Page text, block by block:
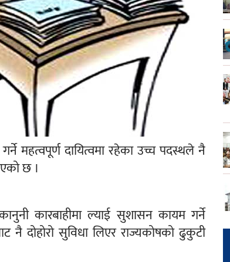
महत्वपूर्ण दायित्वमा रहेका उच्च पदस्थले नै
छ ।
कारबाहीमा ल्याई सुशासन कायम गर्ने
नै दोहोरो सुविधा लिएर राज्यकोषको ढुकुटी